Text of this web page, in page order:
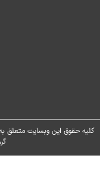
این وبسایت متعلق به
گروه